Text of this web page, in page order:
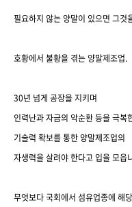
필요하지 않는 양말이 있으면 그것
호황에서 불황을 겪는 양말제조업.
30년 넘게 공장을 지키며
인력난과 자금의 악순환 등을 극복
기술력 확보를 통한 양말제조업의
자생력을 살려야 한다고 입을 모읍
무엇보다 국회에서 섬유업종에 해